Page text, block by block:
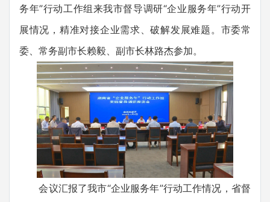
务年”行动工作组来我市督导调研“企业服务年”行动开
展情况，精准对接企业需求、破解发展难题。市委常
委、常务副市长赖毅、副市长林路杰参加。
会议汇报了我市“企业服务年”行动工作情况，省督